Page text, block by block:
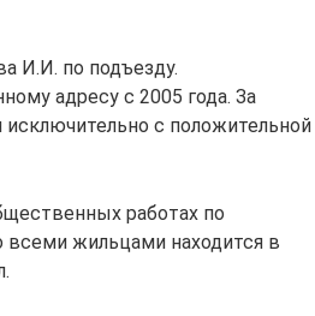
И.И. по подъезду.
адресу с 2005 года. За
с положительной
работах по
всеми жильцами находится в